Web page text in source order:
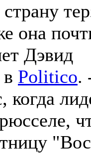
она
Дэвид
Politico.
когда